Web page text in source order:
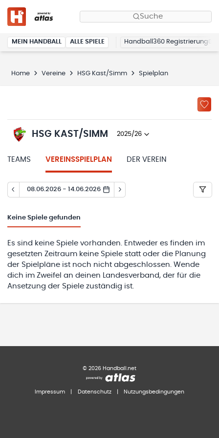
Suche
MEIN HANDBALL ALLE SPIELE Handball360 Registrierung
Home Vereine HSG Kast/Simm Spielplan
HSG KAST/SIMM 2025/26
TEAMS VEREINSSPIELPLAN DER VEREIN
08.06.2026 - 14.06.2026
Keine Spiele gefunden
Es sind keine Spiele vorhanden. Entweder es finden im
gesetzten Zeitraum keine Spiele statt oder die Planung
der Spielpläne ist noch nicht abgeschlossen. Wende
dich im Zweifel an deinen Landesverband, der für die
Ansetzung der Spiele zuständig ist.
© 2026 Handball.net
Impressum Datenschutz Nutzungsbedingungen